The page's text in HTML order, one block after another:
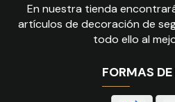
En nuestra tienda
artículos de decoración de
todo ello al
FORMAS